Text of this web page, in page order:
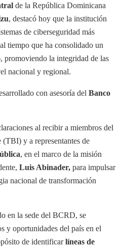
de la República Dominicana
, destacó hoy que la institución
de ciberseguridad más
tiempo que ha consolidado un
promoviendo la integridad de las
nacional y regional.
con asesoría del Banco
al recibir a miembros del
y a representantes de
, en el marco de la misión
Luis Abinader, para impulsar
nacional de transformación
en la sede del BCRD, se
y oportunidades del país en el
de identificarlíneas de